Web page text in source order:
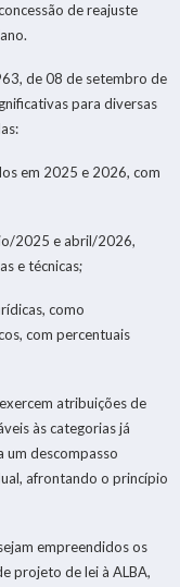
de reajuste
de 08 de setembro de
para diversas
em 2025 e 2026, com
2025 e abril/2026,
e técnicas;
como
com percentuais
atribuições de
às categorias já
um descompasso
afrontando o princípio
empreendidos os
projeto de lei à ALBA,